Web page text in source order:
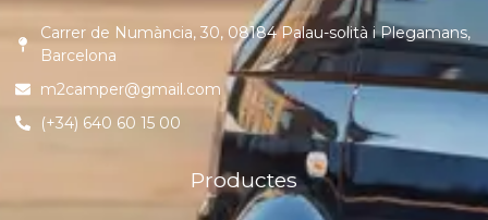
Carrer de Numància, 30, 08184 Palau-solità i Plegamans,
Barcelona
m2camper@gmail.com
(+34) 640 60 15 00
Productes